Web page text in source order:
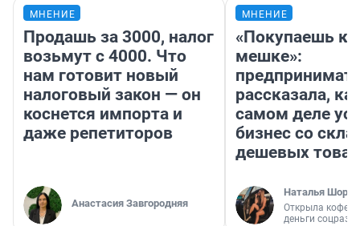
МНЕНИЕ
Продашь за 3000, налог
возьмут с 4000. Что
нам готовит новый
налоговый закон — он
коснется импорта и
даже репетиторов
Анастасия Завгородняя
МНЕНИЕ
«Покупаешь
мешке»:
рассказала,
самом деле
бизнес со
дешевых
Наталья
Открыла
деньги